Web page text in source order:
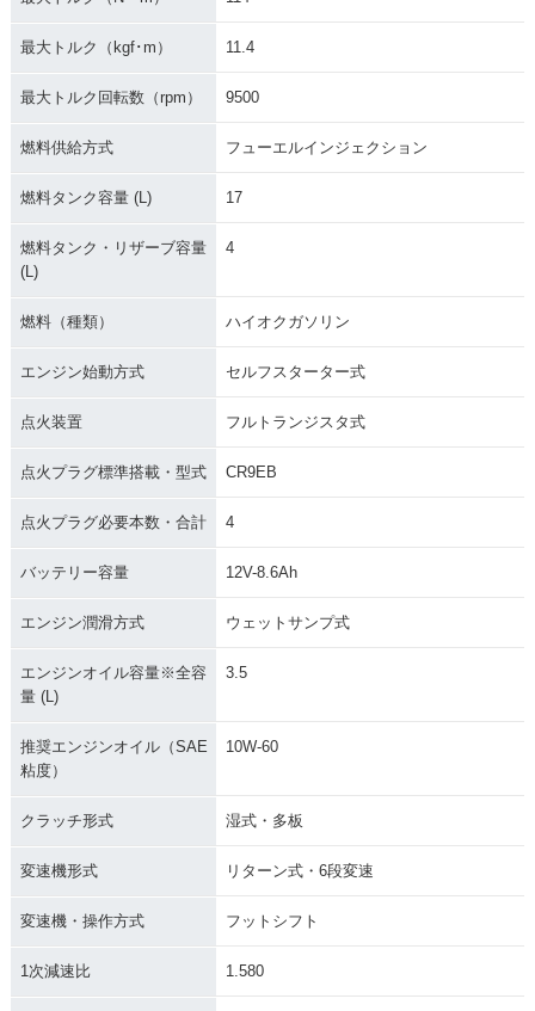
最大トルク（kgf･m） 11.4
最大トルク回転数（rpm） 9500
燃料供給方式 フューエルインジェクション
燃料タンク容量 (L) 17
燃料タンク・リザーブ容量
(L)
4
燃料（種類） ハイオクガソリン
エンジン始動方式 セルフスターター式
点火装置 フルトランジスタ式
点火プラグ標準搭載・型式 CR9EB
点火プラグ必要本数・合計 4
バッテリー容量 12V-8.6Ah
エンジン潤滑方式 ウェットサンプ式
エンジンオイル容量※全容
量 (L)
3.5
推奨エンジンオイル（SAE
粘度）
10W-60
クラッチ形式 湿式・多板
変速機形式 リターン式・6段変速
変速機・操作方式 フットシフト
1次減速比 1.580